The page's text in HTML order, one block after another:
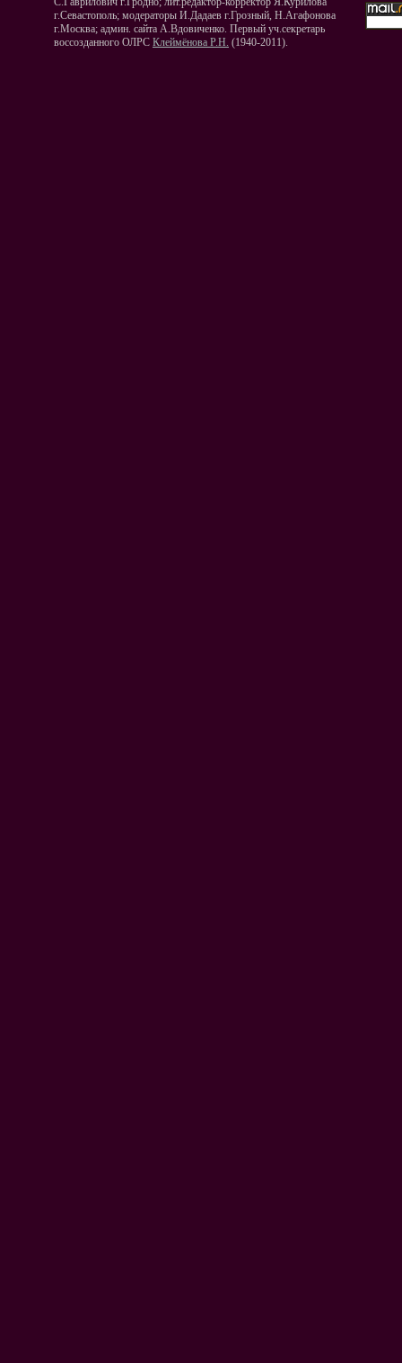
г.Севастополь; модераторы И.Дадаев г.Грозный, Н.Агафонова
г.Москва; админ. сайта А.Вдовиченко. Первый уч.секретарь
воссозданного ОЛРС Клеймёнова Р.Н. (1940-2011).